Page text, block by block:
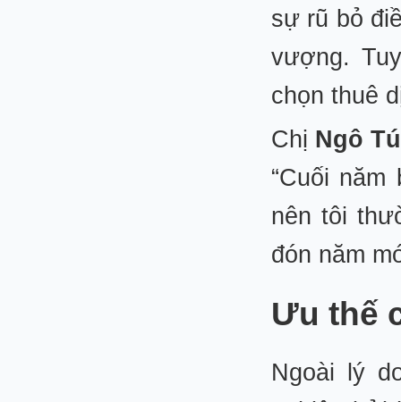
sự rũ bỏ
vượng.
chọn thuê
Chị Ngô
“Cuối
nên tôi
đón năm
Ưu thế
Ngoài lý